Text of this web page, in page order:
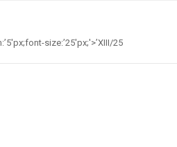
size:’25′px;'>’XIII/25